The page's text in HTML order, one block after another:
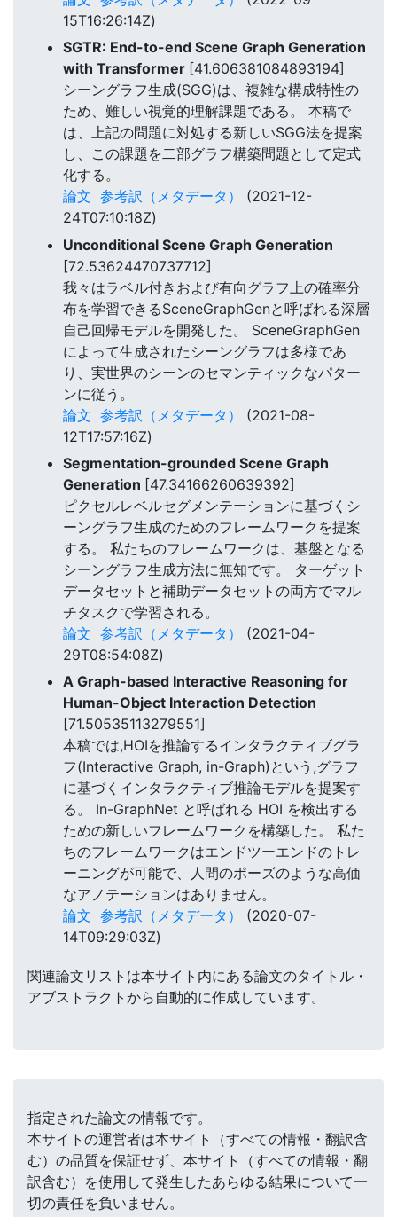
15T16:26:14Z)
SGTR: End-to-end Scene Graph Generation
with Transformer [41.606381084893194]
シーングラフ生成(SGG)は、複雑な構成特性の
ため、難しい視覚的理解課題である。 本稿で
は、上記の問題に対処する新しいSGG法を提案
し、この課題を二部グラフ構築問題として定式
化する。
論文 参考訳（メタデータ）
(2021-12-
24T07:10:18Z)
Unconditional Scene Graph Generation
[72.53624470737712]
我々はラベル付きおよび有向グラフ上の確率分
布を学習できるSceneGraphGenと呼ばれる深層
自己回帰モデルを開発した。 SceneGraphGen
によって生成されたシーングラフは多様であ
り、実世界のシーンのセマンティックなパター
ンに従う。
論文 参考訳（メタデータ）
(2021-08-
12T17:57:16Z)
Segmentation-grounded Scene Graph
Generation [47.34166260639392]
ピクセルレベルセグメンテーションに基づくシ
ーングラフ生成のためのフレームワークを提案
する。 私たちのフレームワークは、基盤となる
シーングラフ生成方法に無知です。 ターゲット
データセットと補助データセットの両方でマル
チタスクで学習される。
論文 参考訳（メタデータ）
(2021-04-
29T08:54:08Z)
A Graph-based Interactive Reasoning for
Human-Object Interaction Detection
[71.50535113279551]
本稿では,HOIを推論するインタラクティブグラ
フ(Interactive Graph, in-Graph)という,グラフ
に基づくインタラクティブ推論モデルを提案す
る。 In-GraphNet と呼ばれる HOI を検出する
ための新しいフレームワークを構築した。 私た
ちのフレームワークはエンドツーエンドのトレ
ーニングが可能で、人間のポーズのような高価
なアノテーションはありません。
論文 参考訳（メタデータ）
(2020-07-
14T09:29:03Z)
関連論文リストは本サイト内にある論文のタイトル・
アブストラクトから自動的に作成しています。
指定された論文の情報です。
本サイトの運営者は本サイト（すべての情報・翻訳含
む）の品質を保証せず、本サイト（すべての情報・翻
訳含む）を使用して発生したあらゆる結果について一
切の責任を負いません。